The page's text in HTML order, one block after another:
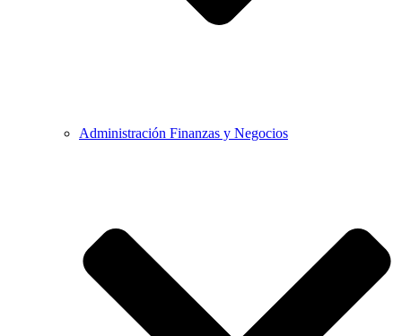
Administración Finanzas y Negocios